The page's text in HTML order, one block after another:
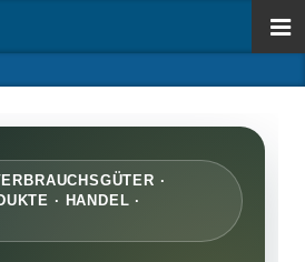
·
· HANDEL ·